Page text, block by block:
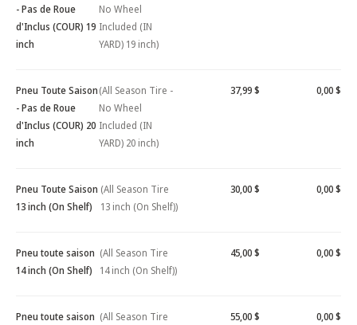
- Pas de Roue
d'Inclus (COUR) 19
inch
No Wheel
Included (IN
YARD) 19 inch)
Pneu Toute Saison
- Pas de Roue
d'Inclus (COUR) 20
inch
(All Season Tire -
No Wheel
Included (IN
YARD) 20 inch)
37,99 $ 0,00 $
Pneu Toute Saison
13 inch (On Shelf)
(All Season Tire
13 inch (On Shelf))
30,00 $ 0,00 $
Pneu toute saison
14 inch (On Shelf)
(All Season Tire
14 inch (On Shelf))
45,00 $ 0,00 $
Pneu toute saison (All Season Tire
55,00 $ 0,00 $